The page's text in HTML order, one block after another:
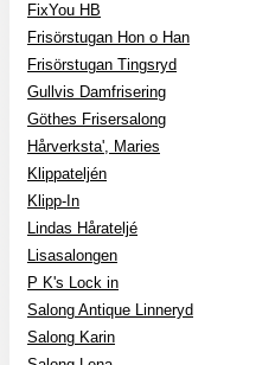
FixYou HB
Frisörstugan Hon o Han
Frisörstugan Tingsryd
Gullvis Damfrisering
Göthes Frisersalong
Hårverksta', Maries
Klippateljén
Klipp-In
Lindas Hårateljé
Lisasalongen
P K's Lock in
Salong Antique Linneryd
Salong Karin